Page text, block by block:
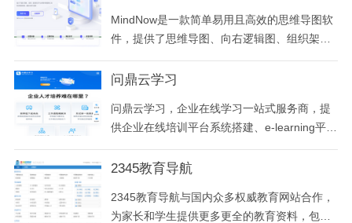
MindNow是一款简单易用且高效的思维导图软
件，提供了思维导图、向右逻辑图、组织架构
图、鱼骨图、括号图等十多种结构，支持多平
台操作及内容同步，拥有海量精品模板可直接
和会议记录等多种场景使用，激发您的灵感与
创意，有效提升工作和学习效率。
问鼎云学习
问鼎云学习，企业在线学习一站式服务商，提
供企业在线培训平台系统搭建、e-learning平台
运营等服务，支持企业培训管理、员工在线学
打造专属线上培训学习平台系统。
2345教育导航
2345教育导航与国内众多权威教育网站合作，
为家长和学生提供更多更全的教育资料，包括